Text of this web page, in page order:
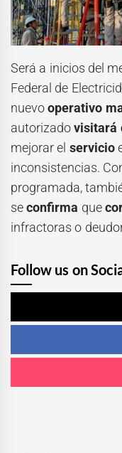
Será a inicios del
Federal de
nuevooperativo
autorizadovisitará
mejorar el servicio
inconsistencias.
programada,
seconfirma que
infractoras o
Follow us on